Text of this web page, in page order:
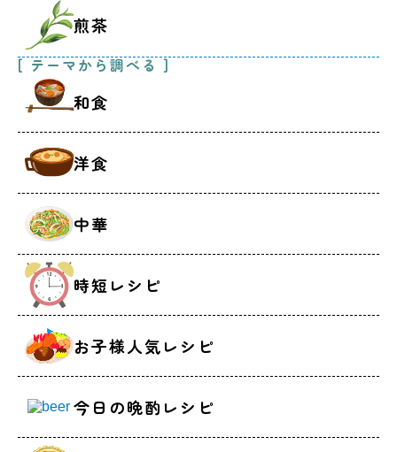
煎茶
[ テーマから調べる ]
和食
洋食
中華
時短レシピ
お子様人気レシピ
今日の晩酌レシピ